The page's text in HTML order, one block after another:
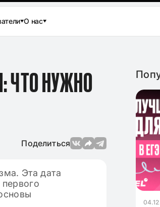
О нас
ЧТО НУЖНО
Поделиться
Эта дата
Просмотров: 33 875